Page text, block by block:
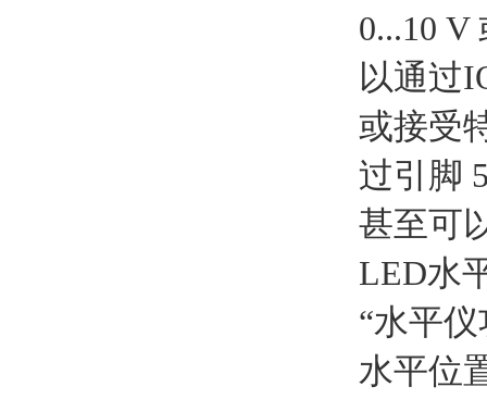
0...10 V
以通过
或接受
过引脚
甚至可
LED水
“水平
水平位